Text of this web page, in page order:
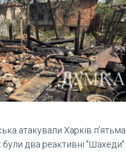
атакували Харків п’ятьма
два реактивні "Шахеди".